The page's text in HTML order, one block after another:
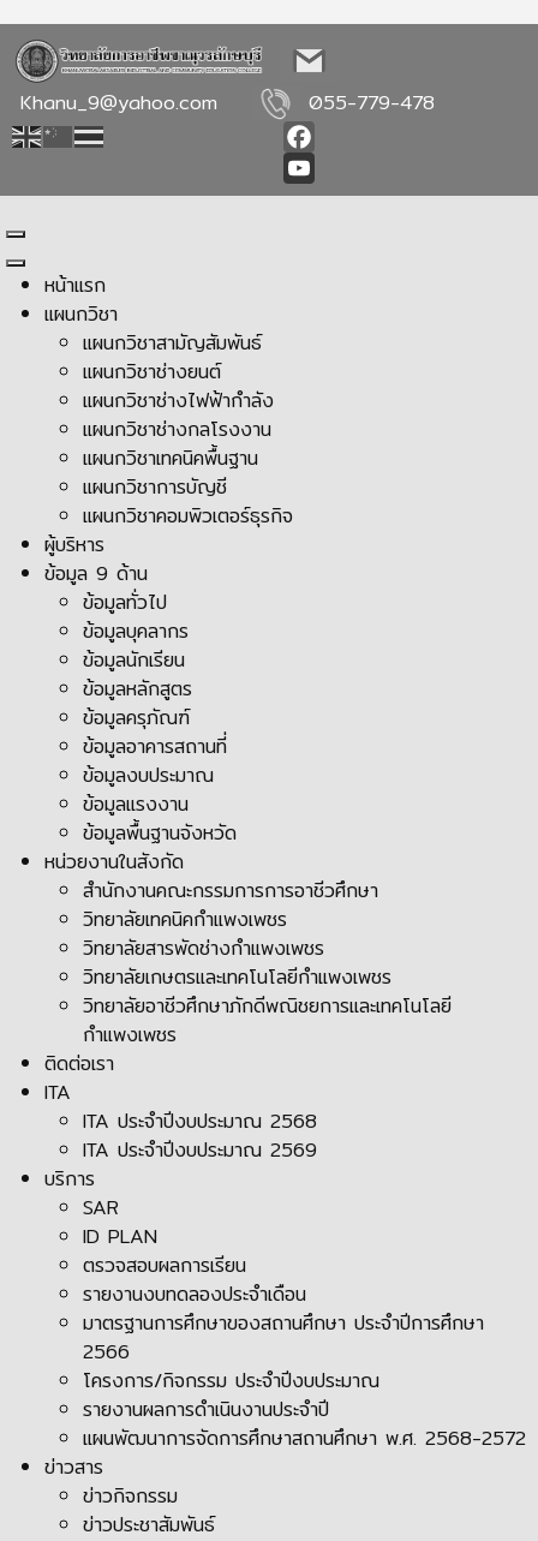
Khanu_9@yahoo.com 055-779-478
Facebook
YouTube
หน้าแรก
แผนกวิชา
แผนกวิชาสามัญสัมพันธ์
แผนกวิชาช่างยนต์
แผนกวิชาช่างไฟฟ้ากำลัง
แผนกวิชาช่างกลโรงงาน
แผนกวิชาเทคนิคพื้นฐาน
แผนกวิชาการบัญชี
แผนกวิชาคอมพิวเตอร์ธุรกิจ
ผู้บริหาร
ข้อมูล 9 ด้าน
ข้อมูลทั่วไป
ข้อมูลบุคลากร
ข้อมูลนักเรียน
ข้อมูลหลักสูตร
ข้อมูลครุภัณฑ์
ข้อมูลอาคารสถานที่
ข้อมูลงบประมาณ
ข้อมูลแรงงาน
ข้อมูลพื้นฐานจังหวัด
หน่วยงานในสังกัด
สำนักงานคณะกรรมการการอาชีวศึกษา
วิทยาลัยเทคนิคกำแพงเพชร
วิทยาลัยสารพัดช่างกำแพงเพชร
วิทยาลัยเกษตรและเทคโนโลยีกำแพงเพชร
วิทยาลัยอาชีวศึกษาภักดีพณิชยการและเทคโนโลยี
กำแพงเพชร
ติดต่อเรา
ITA
ITA ประจำปีงบประมาณ 2568
ITA ประจำปีงบประมาณ 2569
บริการ
SAR
ID PLAN
ตรวจสอบผลการเรียน
รายงานงบทดลองประจำเดือน
มาตรฐานการศึกษาของสถานศึกษา ประจำปีการศึกษา
2566
โครงการ/กิจกรรม ประจำปีงบประมาณ
รายงานผลการดำเนินงานประจำปี
แผนพัฒนาการจัดการศึกษาสถานศึกษา พ.ศ. 2568-2572
ข่าวสาร
ข่าวกิจกรรม
ข่าวประชาสัมพันธ์